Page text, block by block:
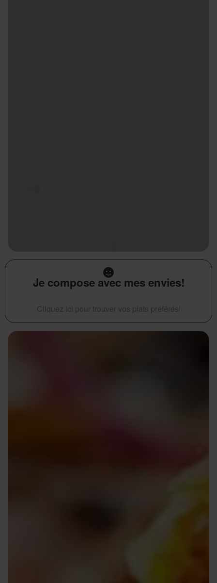
Je compose avec mes envies!
Cliquez ici pour trouver vos plats préférés!